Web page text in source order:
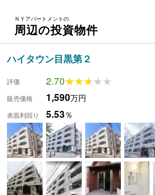
ＮＹアパートメントの
周辺の投資物件
ハイタウン目黒第２
評価 2.70★★★★★
★★★★★
販売価格 1,590万円
表面利回り 5.53％